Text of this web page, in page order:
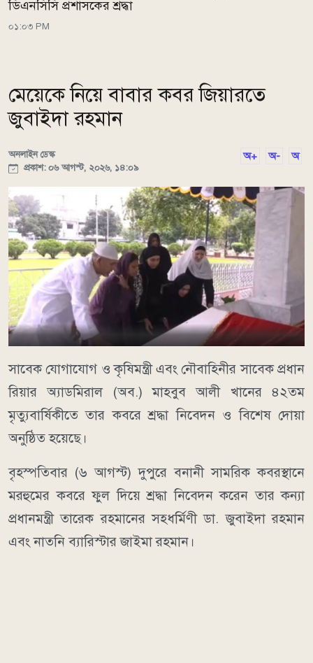
ডিএনসিসি প্রশাসকের শ্রদ্ধা
০১:০৩ PM
মেয়েকে নিয়ে বাবার কবর জিয়ারতে
জুবাইদা রহমান
অনলাইন ডেস্ক
প্রকাশ: ০৬ আগস্ট, ২০২৬, ১৪:০৯
অ+ অ- অ
সাবেক যোগাযোগ ও কৃষিমন্ত্রী এবং নৌবাহিনীর সাবেক প্রধান
রিয়ার অ্যাডমিরাল (অব.) মাহবুব আলী খানের ৪২তম
মৃত্যুবার্ষিকীতে তার কবরে শ্রদ্ধা নিবেদন ও বিশেষ দোয়া
অনুষ্ঠিত হয়েছে।
বৃহস্পতিবার (৬ আগস্ট) দুপুরে বনানী সামরিক কবরস্থানে
মরহুমের কবরে ফুল দিয়ে শ্রদ্ধা নিবেদন করেন তার কন্যা
প্রধানমন্ত্রী তারেক রহমানের সহধর্মিণী ডা. জুবাইদা রহমান
এবং নাতনি ব্যারিস্টার জাইমা রহমান।